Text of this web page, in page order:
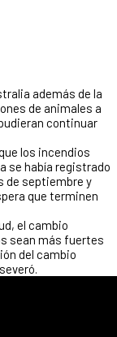
además de la
de animales a
continuar
los incendios
se había registrado
de septiembre y
que terminen
el cambio
sean más fuertes
del cambio